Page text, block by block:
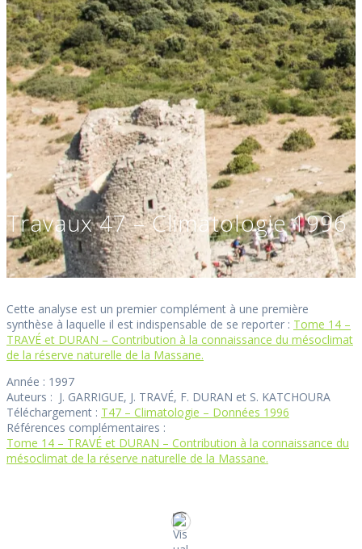
Travaux 47 – Climatologie 1996
Cette analyse est un premier complément à une première
synthèse à laquelle il est indispensable de se reporter : Tome 14 –
TRAVÉ et DURAN – Contribution à la connaissance du mésoclimat
de la réserve naturelle de la Massane.
Année : 1997
Auteurs : J. GARRIGUE, J. TRAVÉ, F. DURAN et S. KATCHOURA
Téléchargement : T47 – Climatologie – Données 1996
Références complémentaires :
Tome 14 – TRAVÉ et DURAN – Contribution à la connaissance du
mésoclimat de la réserve naturelle de la Massane.